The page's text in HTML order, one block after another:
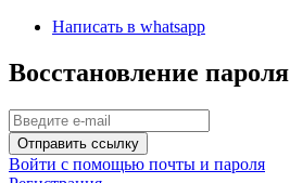
Написать в whatsapp
Восстановление пароля
Отправить ссылку
Войти с помощью почты и пароля